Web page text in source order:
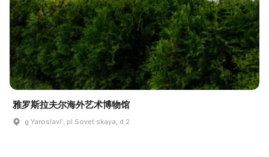
雅罗斯拉夫尔海外艺术博物馆
g Yaroslavlʹ, pl Sovet·skaya, d 2